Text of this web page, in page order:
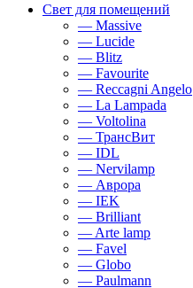
Свет для помещений
— Massive
— Lucide
— Blitz
— Favourite
— Reccagni Angelo
— La Lampada
— Voltolina
— ТрансВит
— IDL
— Nervilamp
— Аврора
— IEK
— Brilliant
— Arte lamp
— Favel
— Globo
— Paulmann